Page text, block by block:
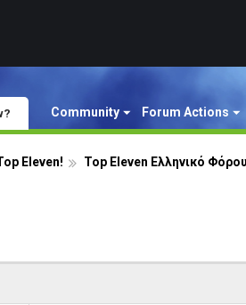
Community Forum Actions
Eleven! Top Eleven Ελληνικό